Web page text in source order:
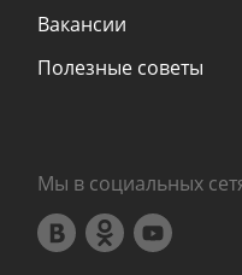
Вакансии
Полезные советы
Мы в социальных